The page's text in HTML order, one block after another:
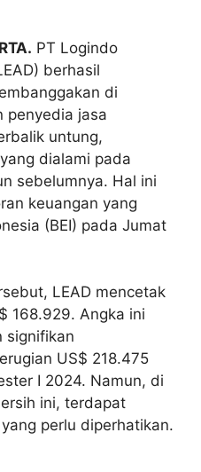
PT Logindo
berhasil
di
penyedia jasa
untung,
dialami pada
sebelumnya. Hal ini
keuangan yang
(BEI) pada Jumat
LEAD mencetak
168.929. Angka ini
signifikan
US$ 218.475
I 2024. Namun, di
ini, terdapat
perlu diperhatikan.